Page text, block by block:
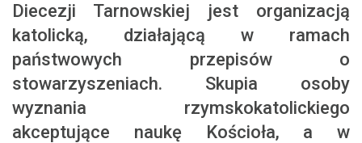
Diecezji Tarnowskiej jest organizacją
katolicką, działającą w ramach
państwowych przepisów o
stowarzyszeniach. Skupia osoby
wyznania rzymskokatolickiego
akceptujące naukę Kościoła, a w